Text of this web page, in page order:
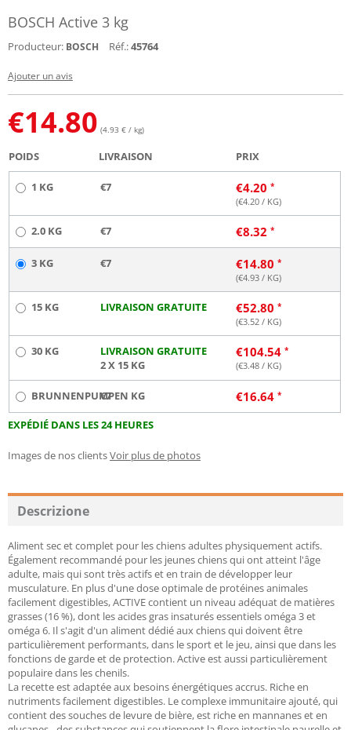
BOSCH Active 3 kg
Producteur: BOSCH Réf.:45764
Ajouter un avis
€14.80 (4.93 € / kg)
POIDS LIVRAISON PRIX
1 KG €7 €4.20
(€4.20 / KG)
2.0 KG €7 €8.32
3 KG €7 €14.80
(€4.93 / KG)
15 KG LIVRAISON GRATUITE €52.80
(€3.52 / KG)
30 KG
LIVRAISON GRATUITE
2 X 15 KG
€104.54
(€3.48 / KG)
BRUNNENPUMPEN KG
€7 €16.64
EXPÉDIÉ DANS LES 24 HEURES
Images de nos clientsVoir plus de photos
Descrizione
Aliment sec et complet pour les chiens adultes physiquement actifs.
Également recommandé pour les jeunes chiens qui ont atteint l'âge
adulte, mais qui sont très actifs et en train de développer leur
musculature. En plus d'une dose optimale de protéines animales
facilement digestibles, ACTIVE contient un niveau adéquat de matières
grasses (16 %), dont les acides gras insaturés essentiels oméga 3 et
oméga 6. Il s'agit d'un aliment dédié aux chiens qui doivent être
particulièrement performants, dans le sport et le jeu, ainsi que dans les
fonctions de garde et de protection. Active est aussi particulièrement
populaire dans les chenils.
La recette est adaptée aux besoins énergétiques accrus. Riche en
nutriments facilement digestibles. Le complexe immunitaire ajouté, qui
contient des souches de levure de bière, est riche en mannanes et en